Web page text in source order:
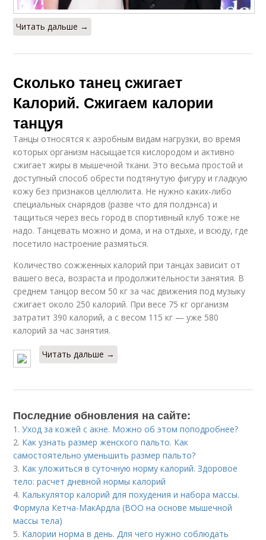
Читать дальше →
Сколько танец сжигает
Калорий. Сжигаем калории
танцуя
Танцы относятся к аэробным видам нагрузки, во время
которых организм насыщается кислородом и активно
сжигает жиры в мышечной ткани. Это весьма простой и
доступный способ обрести подтянутую фигуру и гладкую
кожу без признаков целлюлита. Не нужно каких-либо
специальных снарядов (разве что для полдэнса) и
тащиться через весь город в спортивный клуб тоже не
надо. Танцевать можно и дома, и на отдыхе, и всюду, где
посетило настроение размяться.
Количество сожженных калорий при танцах зависит от
вашего веса, возраста и продолжительности занятия. В
среднем танцор весом 50 кг за час движения под музыку
сжигает около 250 калорий. При весе 75 кг организм
затратит 390 калорий, а с весом 115 кг — уже 580
калорий за час занятия.
Читать дальше →
Последние обновления на сайте:
1.Уход за кожей с акне. Можно об этом поподробнее?
2. Как узнать размер женского пальто. Как
самостоятельно уменьшить размер пальто?
3. Как уложиться в суточную норму калорий. Здоровое
тело: расчет дневной нормы калорий
4. Калькулятор калорий для похудения и набора массы.
Формула Кетча-МакАрдла (ВОО на основе мышечной
массы тела)
5. Калории норма в день. Для чего нужно соблюдать